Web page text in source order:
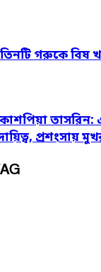
গরুকে বিষ
তাসরিন:
প্রশংসায়